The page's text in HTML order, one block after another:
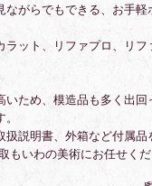
ながらでもできる、お手
ラット、リファプロ、リ
いため、模造品も多く出
扱説明書、外箱など付属
もいわの美術にお任せくだ